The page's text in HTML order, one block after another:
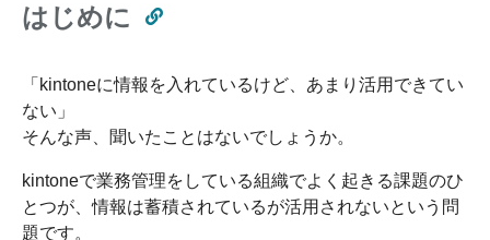
はじめに
「kintoneに情報を入れているけど、あまり活用できてい
ない」
そんな声、聞いたことはないでしょうか。
kintoneで業務管理をしている組織でよく起きる課題のひ
とつが、情報は蓄積されているが活用されないという問
題です。